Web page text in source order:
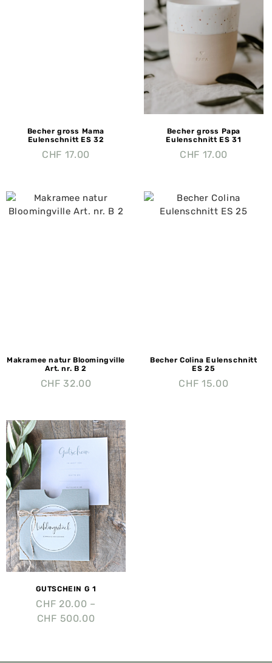
Becher gross Mama
Eulenschnitt ES 32
CHF 17.00
Becher gross Papa
Eulenschnitt ES 31
CHF 17.00
Makramee natur Bloomingville
Art. nr. B 2
CHF 32.00
Becher Colina Eulenschnitt
ES 25
CHF 15.00
GUTSCHEIN G 1
CHF 20.00 –
CHF 500.00